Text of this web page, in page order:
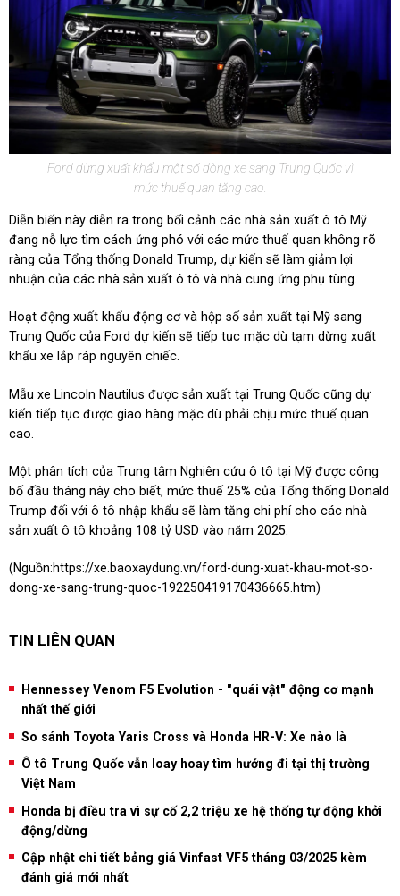
Ford dừng xuất khẩu một số dòng xe sang Trung Quốc vì
mức thuế quan tăng cao.
Diễn biến này diễn ra trong bối cảnh các nhà sản xuất ô tô Mỹ
đang nỗ lực tìm cách ứng phó với các mức thuế quan không rõ
ràng của Tổng thống Donald Trump, dự kiến sẽ làm giảm lợi
nhuận của các nhà sản xuất ô tô và nhà cung ứng phụ tùng.
Hoạt động xuất khẩu động cơ và hộp số sản xuất tại Mỹ sang
Trung Quốc của Ford dự kiến sẽ tiếp tục mặc dù tạm dừng xuất
khẩu xe lắp ráp nguyên chiếc.
Mẫu xe Lincoln Nautilus được sản xuất tại Trung Quốc cũng dự
kiến tiếp tục được giao hàng mặc dù phải chịu mức thuế quan
cao.
Một phân tích của Trung tâm Nghiên cứu ô tô tại Mỹ được công
bố đầu tháng này cho biết, mức thuế 25% của Tổng thống Donald
Trump đối với ô tô nhập khẩu sẽ làm tăng chi phí cho các nhà
sản xuất ô tô khoảng 108 tỷ USD vào năm 2025.
(Nguồn:https://xe.baoxaydung.vn/ford-dung-xuat-khau-mot-so-
dong-xe-sang-trung-quoc-192250419170436665.htm)
TIN LIÊN QUAN
Hennessey Venom F5 Evolution - "quái vật" động cơ mạnh
nhất thế giới
So sánh Toyota Yaris Cross và Honda HR-V: Xe nào là
Ô tô Trung Quốc vẫn loay hoay tìm hướng đi tại thị trường
Việt Nam
Honda bị điều tra vì sự cố 2,2 triệu xe hệ thống tự động khởi
động/dừng
Cập nhật chi tiết bảng giá Vinfast VF5 tháng 03/2025 kèm
đánh giá mới nhất